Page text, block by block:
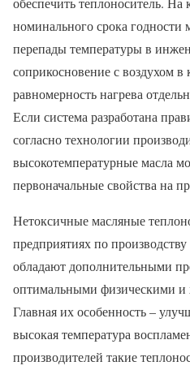
номинального срока годности
перепады температуры в
соприкосновение с воздухом
равномерность нагрева
Если система разработана
согласно технологии
высокотемпературные масла
первоначальные свойства на
Нетоксичные масляные
предприятиях по
обладают дополнительными
оптимальными физическими и
Главная их особенность –
высокая температура
производителей такие